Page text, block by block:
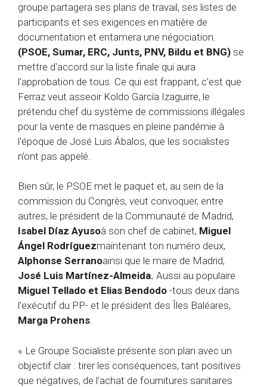
groupe partagera ses plans de travail, ses listes de
participants et ses exigences en matière de
documentation et entamera une négociation.
(PSOE, Sumar, ERC, Junts, PNV, Bildu et BNG) se
mettre d'accord sur la liste finale qui aura
l'approbation de tous. Ce qui est frappant, c'est que
Ferraz veut asseoir Koldo García Izaguirre, le
prétendu chef du système de commissions illégales
pour la vente de masques en pleine pandémie à
l'époque de José Luis Ábalos, que les socialistes
n'ont pas appelé.
Bien sûr, le PSOE met le paquet et, au sein de la
commission du Congrès, veut convoquer, entre
autres, le président de la Communauté de Madrid,
Isabel Díaz Ayusoà son chef de cabinet, Miguel
Ángel Rodríguezmaintenant ton numéro deux,
Alphonse Serranoainsi que le maire de Madrid,
José Luis Martínez-Almeida. Aussi au populaire
Miguel Tellado et Elias Bendodo -tous deux dans
l'exécutif du PP- et le président des Îles Baléares,
Marga Prohens.
« Le Groupe Socialiste présente son plan avec un
objectif clair : tirer les conséquences, tant positives
que négatives, de l'achat de fournitures sanitaires